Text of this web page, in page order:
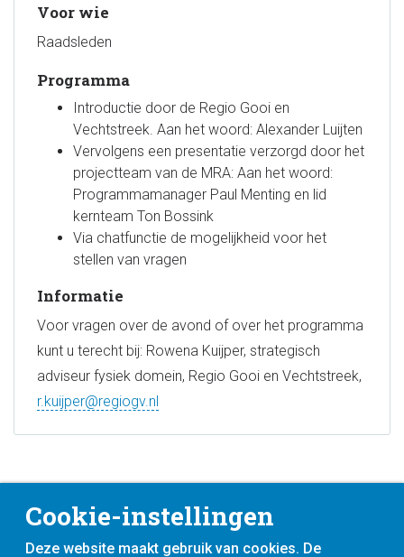
Voor wie
Raadsleden
Programma
Introductie door de Regio Gooi en
Vechtstreek. Aan het woord: Alexander Luijten
Vervolgens een presentatie verzorgd door het
projectteam van de MRA: Aan het woord:
Programmamanager Paul Menting en lid
kernteam Ton Bossink
Via chatfunctie de mogelijkheid voor het
stellen van vragen
Informatie
Voor vragen over de avond of over het programma
kunt u terecht bij: Rowena Kuijper, strategisch
adviseur fysiek domein, Regio Gooi en Vechtstreek,
r.kuijper@regiogv.nl
Cookie-instellingen
Deze website maakt gebruik van cookies. De